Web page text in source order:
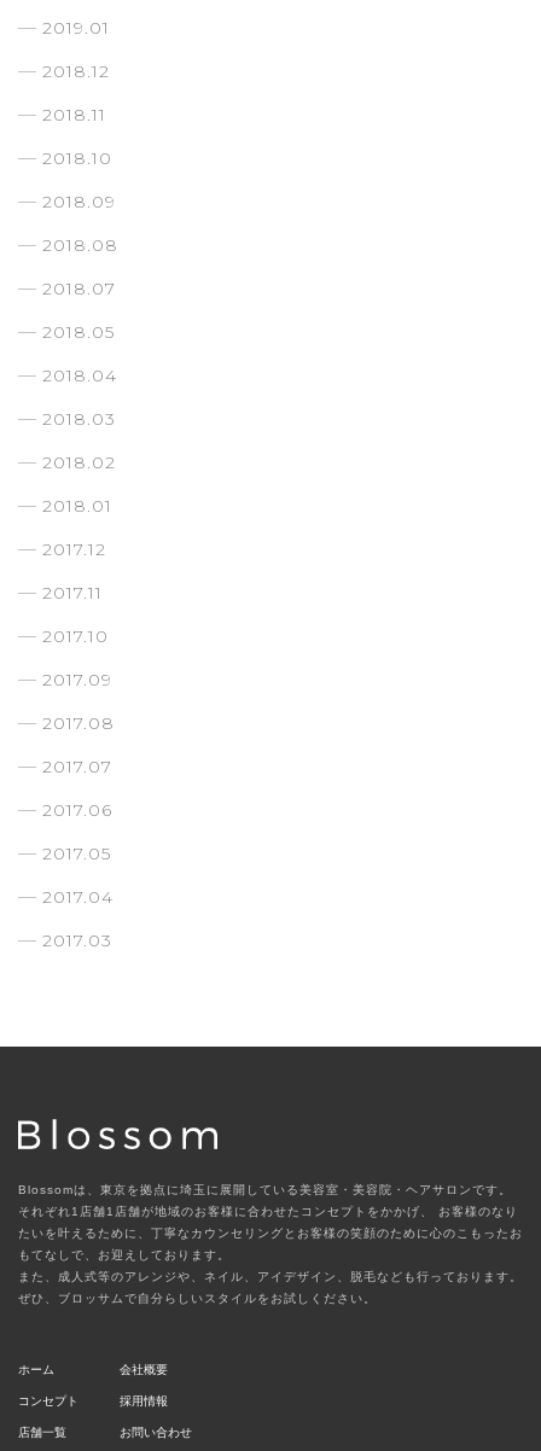
2019.01
2018.12
2018.11
2018.10
2018.09
2018.08
2018.07
2018.05
2018.04
2018.03
2018.02
2018.01
2017.12
2017.11
2017.10
2017.09
2017.08
2017.07
2017.06
2017.05
2017.04
2017.03
Blossomは、東京を拠点に埼玉に展開している美容室・美容院・ヘアサロンです。
それぞれ1店舗1店舗が地域のお客様に合わせたコンセプトをかかげ、
お客様のなり
たいを叶えるために、丁寧なカウンセリングとお客様の笑顔のために心のこもったお
もてなしで、お迎えしております。
また、成人式等のアレンジや、ネイル、アイデザイン、脱毛なども行っております。
ぜひ、ブロッサムで自分らしいスタイルをお試しください。
ホーム
コンセプト
店舗一覧
会社概要
採用情報
お問い合わせ